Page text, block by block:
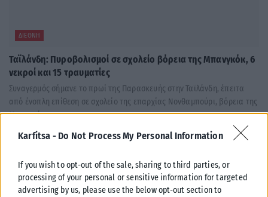
Karfitsa - Do Not Process My Personal Information
If you wish to opt-out of the sale, sharing to third parties, or
processing of your personal or sensitive information for targeted
advertising by us, please use the below opt-out section to
ΔΙΕΘΝΉ
Ταϊλάνδη: Πυροβολισμοί σε σχολείο βόρεια της Μπανγκόκ, 6
νεκροί και 15 τραυματίες
Συναγερμός σήμανε το πρωί της Παρασκευής στην Ταϊλάνδη, έπειτα
από ένοπλη επίθεση σε σχολείο της επαρχίας Νονθαμπούρι, βόρεια της
Μπανγκόκ....
ΑΝΑΡΤΉΘΗΚΕ ΑΠΌ ΣΤΈΛΛΑ ΛΊΤΑΙΝΑ 07/08/2026